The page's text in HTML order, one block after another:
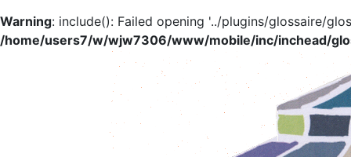
Warning: include(): Failed opening '../plugins/glossaire/
/home/users7/w/wjw7306/www/mobile/inc/inchead/